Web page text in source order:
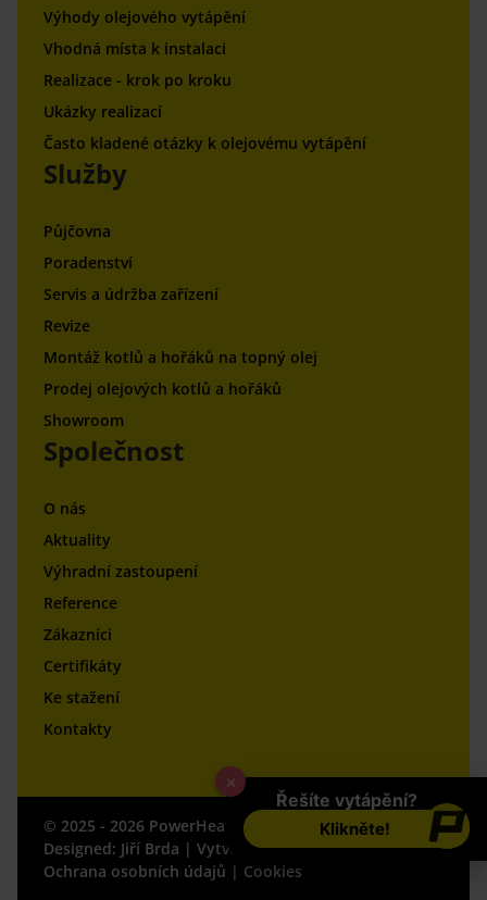
Výhody olejového vytápění
Vhodná místa k instalaci
Realizace - krok po kroku
Ukázky realizací
Často kladené otázky k olejovému vytápění
Služby
Půjčovna
Poradenství
Servis a údržba zařízení
Revize
Montáž kotlů a hořáků na topný olej
Prodej olejových kotlů a hořáků
Showroom
Společnost
O nás
Aktuality
Výhradní zastoupení
Reference
Zákazníci
Certifikáty
Ke stažení
Kontakty
© 2025 - 2026 PowerHeat
Všechna práva vyhrazena.
Designed: Jiří Brda | Vytvořil:Reklalink s.r.o.
Ochrana osobních údajů | Cookies
×
Řešíte vytápění?
Klikněte!